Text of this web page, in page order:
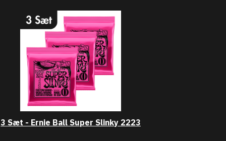
3 Sæt - Ernie Ball Super Slinky 2223